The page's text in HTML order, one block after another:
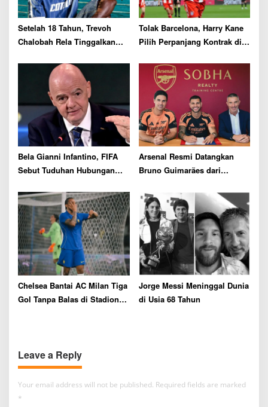
o
n
Setelah 18 Tahun, Trevoh
Chalobah Rela Tinggalkan
Tolak Barcelona, Harry Kane
Pilih Perpanjang Kontrak di
Bela Gianni Infantino, FIFA
Sebut Tuduhan Hubungan
Sekali Tidak Benar
Arsenal Resmi Datangkan
Bruno Guimarães dari
Rp1,81 Triliun
Chelsea Bantai AC Milan Tiga
Gol Tanpa Balas di Stadion
Jorge Messi Meninggal Dunia
di Usia 68 Tahun
Leave a Reply
Your email address will not be published. Required fields are marked
*